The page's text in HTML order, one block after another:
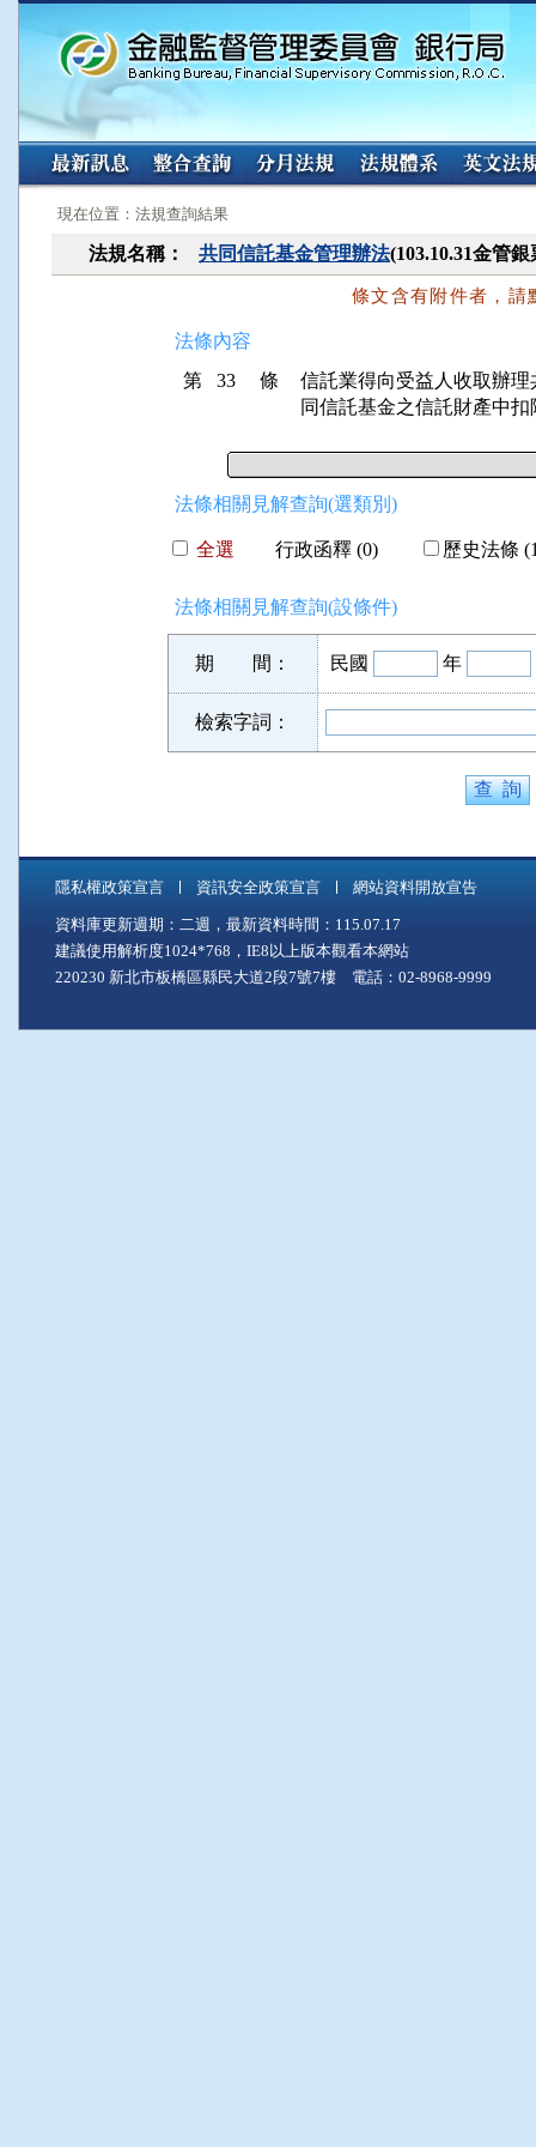
:::
現在位置：法規查詢結果
法規名稱： 共同信託基金管理辦法(103.10.31金管
條文含有附件者，請
法條內容
第 33 條
信託業得向受益人收取辦
同信託基金之信託財產中
法條相關見解查詢(選類別)
全選 行政函釋 (0) 歷史法條
法條相關見解查詢(設條件)
期 間： 民國 年
檢索字詞：
隱私權政策宣言 資訊安全政策宣言 網站資料開放宣告
資料庫更新週期：二週，最新資料時間：115.07.17
建議使用解析度1024*768，IE8以上版本觀看本網站
220230 新北市板橋區縣民大道2段7號7樓 電話：02-8968-9999